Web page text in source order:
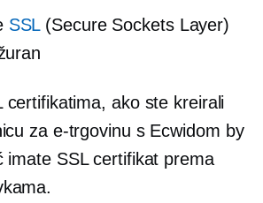
SSL(Secure Sockets Layer)
certifikatima, ako ste kreirali
za e-trgovinu s Ecwidom by
imate SSL certifikat prema